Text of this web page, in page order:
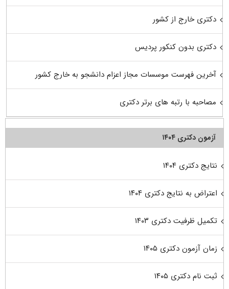
دکتری خارج از کشور
دکتری بدون کنکور پردیس
آخرین فهرست موسسات مجاز اعزام دانشجو به خارج کشور
مصاحبه با رتبه های برتر دکتری
آزمون دکتری ۱۴۰۴
نتایج دکتری ۱۴۰۴
اعتراض به نتایج دکتری ۱۴۰۴
تکمیل ظرفیت دکتری ۱۴۰۳
زمان آزمون دکتری ۱۴۰۵
ثبت نام دکتری ۱۴۰۵